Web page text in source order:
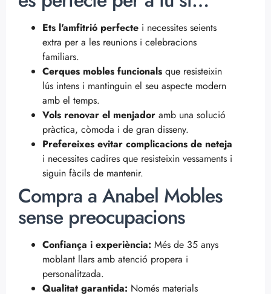
Ets l'amfitrió perfecte i necessites seients
extra per a les reunions i celebracions
familiars.
Cerques mobles funcionals que resisteixin
lús intens i mantinguin el seu aspecte modern
amb el temps.
Vols renovar el menjador amb una solució
pràctica, còmoda i de gran disseny.
Prefereixes evitar complicacions de neteja
i necessites cadires que resisteixin vessaments i
siguin fàcils de mantenir.
Compra a Anabel Mobles
sense preocupacions
Confiança i experiència: Més de 35 anys
moblant llars amb atenció propera i
personalitzada.
Qualitat garantida: Només materials